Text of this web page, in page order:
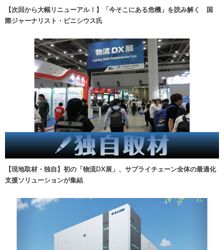
【次回から大幅リニューアル！】「今そこにある危機」を読み解く 国
際ジャーナリスト・ビニシウス氏
【現地取材・独自】初の「物流DX展」、サプライチェーン全体の最適化
支援ソリューションが集結